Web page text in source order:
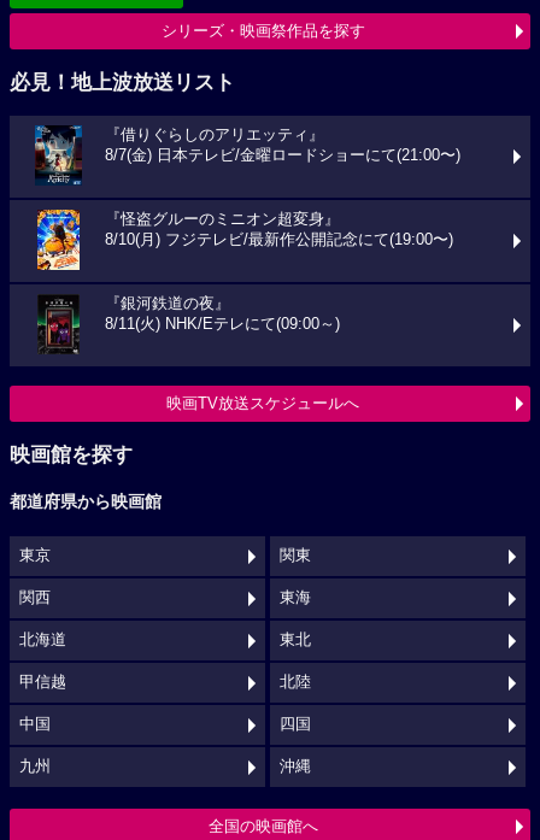
シリーズ・映画祭作品を探す
必見！地上波放送リスト
『借りぐらしのアリエッティ』
8/7(金) 日本テレビ/金曜ロードショーにて(21:00〜)
『怪盗グルーのミニオン超変身』
8/10(月) フジテレビ/最新作公開記念にて(19:00〜)
『銀河鉄道の夜』
8/11(火) NHK/Eテレにて(09:00～)
映画TV放送スケジュールへ
映画館を探す
都道府県から映画館
東京 関東
関西 東海
北海道 東北
甲信越 北陸
中国 四国
九州 沖縄
全国の映画館へ